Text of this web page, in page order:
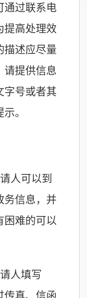
通过联系电
提高处理效
描述应尽量
请提供信息
字号或者其
。
人可以到
务信息，并
困难的可以
人填写
传真、信函